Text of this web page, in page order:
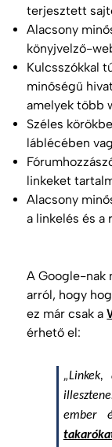
terjesztett
Alacsony
könyjvelző-
Kulcsszókkal
minőségű
amelyek több
Széles
láblécében
linkeket
Alacsony
a linkelés és a
A Google-nak
arról, hogy
ez már csak a
érhető el:
„Linkek,
ember